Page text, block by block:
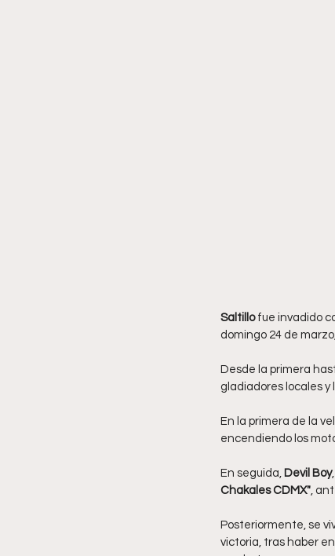
Saltillo fue invadido
domingo 24 de
Desde la primera
gladiadores locales y
En la primera de la
encendiendo los
En seguida, Devil Boy,
Chakales CDMX" ,
Posteriormente, se
victoria, tras haber